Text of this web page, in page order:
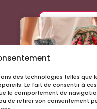
des technologies telles que
Le fait de consentir à
le comportement de
de retirer son consentement